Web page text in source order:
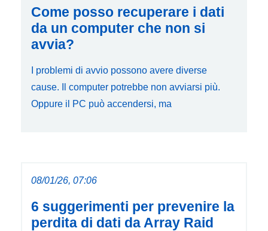
Come posso recuperare i dati
da un computer che non si
avvia?
I problemi di avvio possono avere diverse
cause. Il computer potrebbe non avviarsi più.
Oppure il PC può accendersi, ma
08/01/26, 07:06
6 suggerimenti per prevenire la
perdita di dati da Array Raid